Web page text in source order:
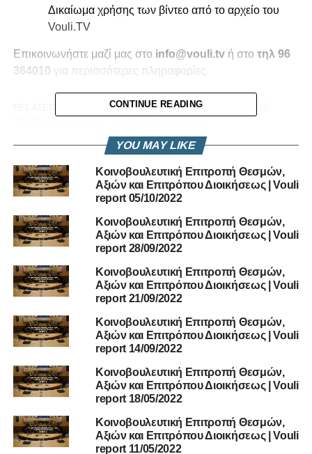
Δικαίωμα χρήσης των βίντεο από το αρχείο του
Vouli.TV
Επικοινωνήστε μαζί μας στο info@vouli.tvή στο τηλ 96
364010 για περισσότερες πληροφορίες.
ΑΞΙΏΝ ΚΑΙ ΕΠΙΤΡΌΠΟΥ ΔΙΟΙΚΉΣΕΩΣ
ΚΟΙΝΟΒΟΥΛΕΥΤΙΚΉ ΕΠΙΤΡΟΠΉ ΘΕΣΜΏΝ
Αντρέας Κυριάκου | 27-01-2021
DON'T MISS
Ζαχαρίας Ζαχαρίου | 27-01-2021
CONTINUE READING
YOU MAY LIKE
Κοινοβουλευτική Επιτροπή Θεσμών,
Αξιών και Επιτρόπου Διοικήσεως | Vouli
report 05/10/2022
Κοινοβουλευτική Επιτροπή Θεσμών,
Αξιών και Επιτρόπου Διοικήσεως | Vouli
report 28/09/2022
Κοινοβουλευτική Επιτροπή Θεσμών,
Αξιών και Επιτρόπου Διοικήσεως | Vouli
report 21/09/2022
Κοινοβουλευτική Επιτροπή Θεσμών,
Αξιών και Επιτρόπου Διοικήσεως | Vouli
report 14/09/2022
Κοινοβουλευτική Επιτροπή Θεσμών,
Αξιών και Επιτρόπου Διοικήσεως | Vouli
report 18/05/2022
Κοινοβουλευτική Επιτροπή Θεσμών,
Αξιών και Επιτρόπου Διοικήσεως | Vouli
report 11/05/2022